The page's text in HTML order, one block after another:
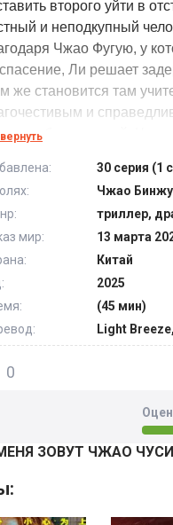
второго уйти в
и неподкупный
Чжао Фугую, у
Ли решает
же становится там
и
обязанностей,
основывают
с его приемными
нового о планах
30 серия (1
Чжао
триллер,
мир:
13 марта
Китай
2025
(45 мин)
Light
0
ЗОВУТ ЧЖАО